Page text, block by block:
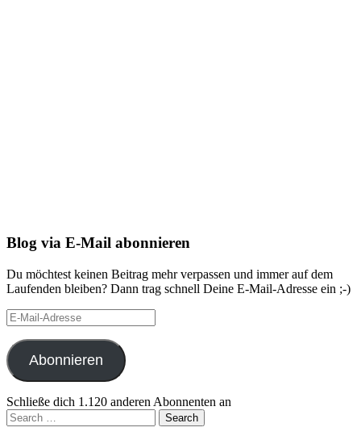
Blog via E-Mail abonnieren
Du möchtest keinen Beitrag mehr verpassen und immer auf dem
Laufenden bleiben? Dann trag schnell Deine E-Mail-Adresse ein ;-)
E-
Mail-
Adresse
Abonnieren
Schließe dich 1.120 anderen Abonnenten an
Search
for: